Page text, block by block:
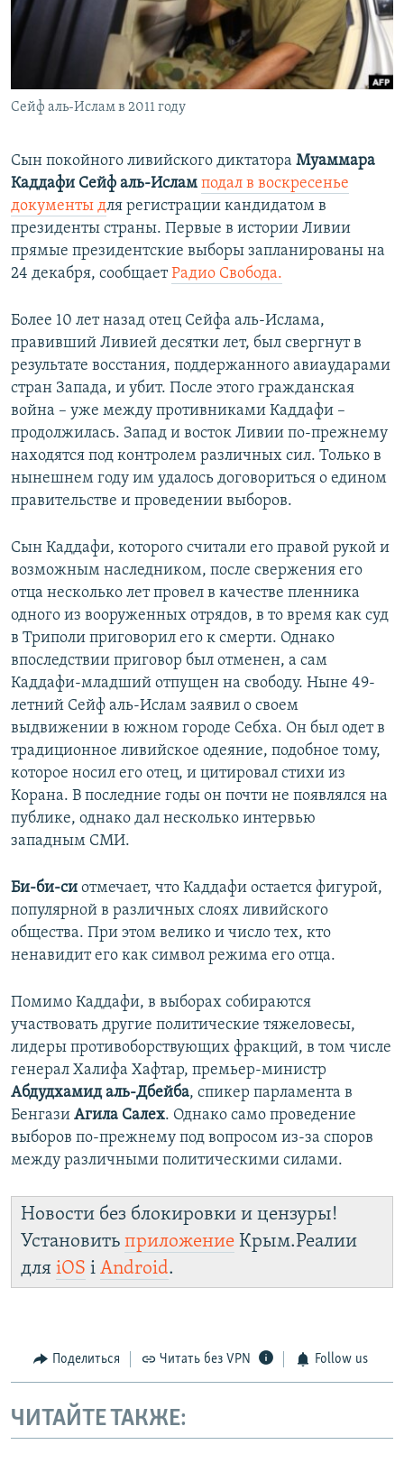
ПОБЕДИТЕЛЕЙ НЕ СУДЯТ?
КРЫМ.НЕПОКОРЕННЫЙ
УКРАИНСКАЯ ПРОБЛЕМА КРЫМА
ПРИСОЕДИНЯЙТЕСЬ!
Сейф аль-Ислам в 2011 году
Сын покойного ливийского диктатора Муаммара
Каддафи Сейф аль-Ислам подал в воскресенье
документы для регистрации кандидатом в
президенты страны. Первые в истории Ливии
прямые президентские выборы запланированы на
24 декабря, сообщаетРадио Свобода.
Более 10 лет назад отец Сейфа аль-Ислама,
правивший Ливией десятки лет, был свергнут в
результате восстания, поддержанного авиаударами
стран Запада, и убит. После этого гражданская
война – уже между противниками Каддафи –
продолжилась. Запад и восток Ливии по-прежнему
находятся под контролем различных сил. Только в
нынешнем году им удалось договориться о едином
правительстве и проведении выборов.
Сын Каддафи, которого считали его правой рукой и
возможным наследником, после свержения его
отца несколько лет провел в качестве пленника
одного из вооруженных отрядов, в то время как суд
в Триполи приговорил его к смерти. Однако
впоследствии приговор был отменен, а сам
Каддафи-младший отпущен на свободу. Ныне 49-
летний Сейф аль-Ислам заявил о своем
выдвижении в южном городе Себха. Он был одет в
традиционное ливийское одеяние, подобное тому,
которое носил его отец, и цитировал стихи из
Корана. В последние годы он почти не появлялся на
публике, однако дал несколько интервью
западным СМИ.
Би-би-си отмечает, что Каддафи остается фигурой,
популярной в различных слоях ливийского
общества. При этом велико и число тех, кто
ненавидит его как символ режима его отца.
Помимо Каддафи, в выборах собираются
участвовать другие политические тяжеловесы,
лидеры противоборствующих фракций, в том числе
генерал Халифа Хафтар, премьер-министр
Абдудхамид аль-Дбейба, спикер парламента в
Бенгази Агила Салех. Однако само проведение
выборов по-прежнему под вопросом из-за споров
между различными политическими силами.
Новости без блокировки и цензуры!
Установить приложение Крым.Реалии
для iOS і Android.
Поделиться Читать без VPN Follow us
ЧИТАЙТЕ ТАКЖЕ: